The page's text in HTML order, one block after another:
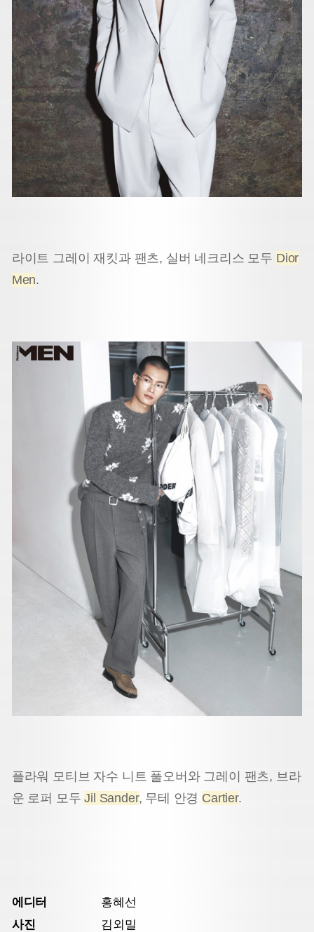
라이트 그레이 재킷과 팬츠, 실버 네크리스 모두 Dior
Men.
플라워 모티브 자수 니트 풀오버와 그레이 팬츠, 브라
운 로퍼 모두Jil Sander, 무테 안경 Cartier.
에디터
홍혜선
사진
김외밀